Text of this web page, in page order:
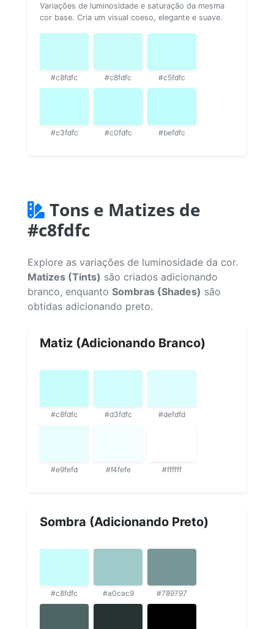
Variações de luminosidade e saturação da mesma
cor base. Cria um visual coeso, elegante e suave.
#c8fdfc #c8fdfc #c5fdfc
#c3fdfc #c0fdfc #befdfc
Tons e Matizes de
#c8fdfc
Explore as variações de luminosidade da cor.
Matizes (Tints) são criados adicionando
branco, enquanto Sombras (Shades) são
obtidas adicionando preto.
Matiz (Adicionando Branco)
#c8fdfc #d3fdfc #defdfd
#e9fefd #f4fefe #ffffff
Sombra (Adicionando Preto)
#c8fdfc #a0cac9 #789797